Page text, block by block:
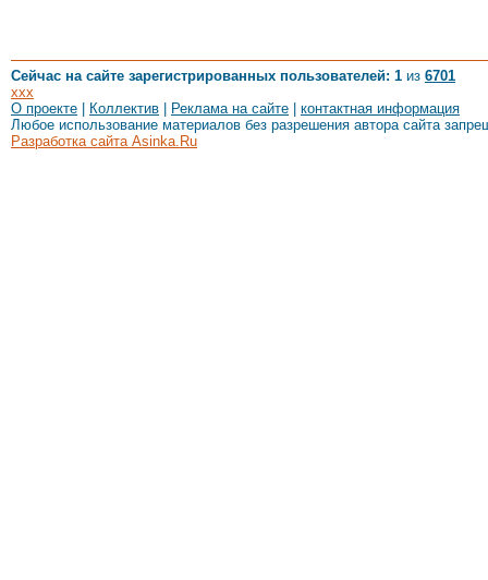
Сейчас на сайте зарегистрированных пользователей: 1 из 6701
xxx
О проекте
Коллектив Реклама на сайте
контактная информация
Любое использование материалов без разрешения автора сайта
Разработка сайта Asinka.Ru